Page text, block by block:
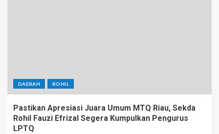
DAERAH ROHIL
Pastikan Apresiasi Juara Umum MTQ Riau, Sekda
Rohil Fauzi Efrizal Segera Kumpulkan Pengurus
LPTQ